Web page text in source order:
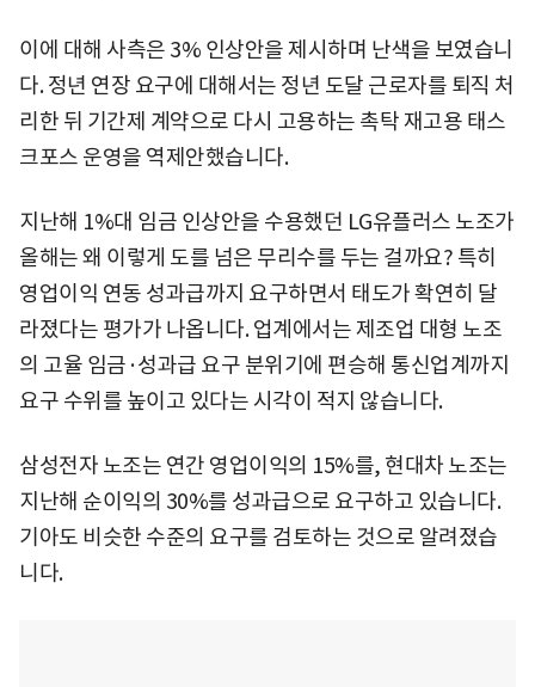
이에 대해 사측은 3% 인상안을 제시하며 난색을 보였습니
다. 정년 연장 요구에 대해서는 정년 도달 근로자를 퇴직 처
리한 뒤 기간제 계약으로 다시 고용하는 촉탁 재고용 태스
크포스 운영을 역제안했습니다.
지난해 1%대 임금 인상안을 수용했던 LG유플러스 노조가
올해는 왜 이렇게 도를 넘은 무리수를 두는 걸까요? 특히
영업이익 연동 성과급까지 요구하면서 태도가 확연히 달
라졌다는 평가가 나옵니다. 업계에서는 제조업 대형 노조
의 고율 임금·성과급 요구 분위기에 편승해 통신업계까지
요구 수위를 높이고 있다는 시각이 적지 않습니다.
삼성전자 노조는 연간 영업이익의 15%를, 현대차 노조는
지난해 순이익의 30%를 성과급으로 요구하고 있습니다.
기아도 비슷한 수준의 요구를 검토하는 것으로 알려졌습
니다.